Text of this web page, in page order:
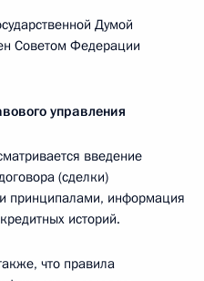
Думой
Советом Федерации
управления
введение
(сделки)
принципалами, информация
историй.
что правила